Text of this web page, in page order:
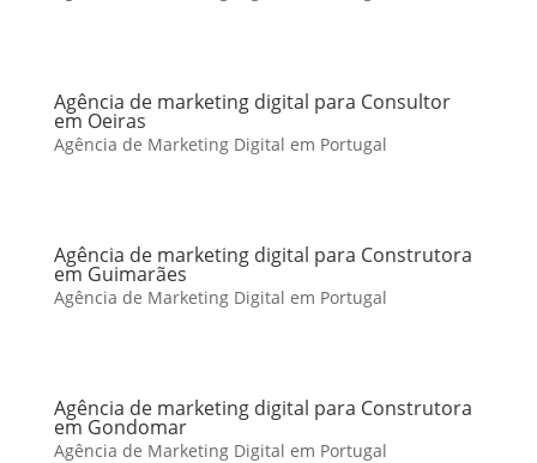
Agência de marketing digital para Consultor
em Oeiras
Agência de Marketing Digital em Portugal
Agência de marketing digital para Construtora
em Guimarães
Agência de Marketing Digital em Portugal
Agência de marketing digital para Construtora
em Gondomar
Agência de Marketing Digital em Portugal